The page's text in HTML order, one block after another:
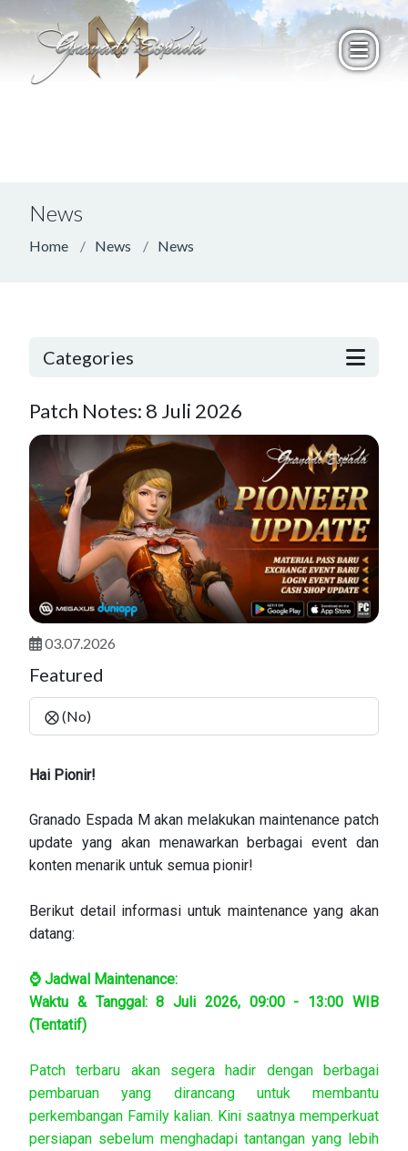
News
Home News News
Categories
Patch Notes: 8 Juli 2026
03.07.2026
Featured
⨂ (No)
Hai Pionir!
Granado Espada M akan melakukan maintenance patch
update yang akan menawarkan berbagai event dan
konten menarik untuk semua pionir!
Berikut detail informasi untuk maintenance yang akan
datang:
⌚ Jadwal Maintenance:
Waktu & Tanggal: 8 Juli 2026, 09:00 - 13:00 WIB
(Tentatif)
Patch terbaru akan segera hadir dengan berbagai
pembaruan yang dirancang untuk membantu
perkembangan Family kalian. Kini saatnya memperkuat
persiapan sebelum menghadapi tantangan yang lebih